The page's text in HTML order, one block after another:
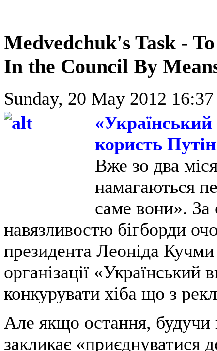
Medvedchuk's Task -
In the Council By
Sunday, 20 May 2012
користь
Вже зо два
намагаються
саме вони». За
навязливостю бігборди
президента Леоніда
організації
конкурувати хіба що з
Але якщо остання,
закликає «приєднуватися